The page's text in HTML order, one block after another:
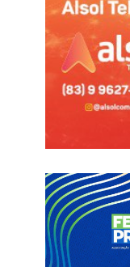
peixes mortos às
agonizam na água
mau cheiro — um
De acordo com
(Igarn), o Itans —
75 milhões de
significativo há
Desde então, a
estiagem levaram o
O impacto da seca